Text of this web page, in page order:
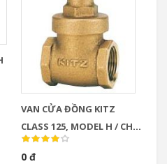
VAN CỬA ĐỒNG KITZ
CLASS 125, MODEL H / CH /
AKH
0 đ